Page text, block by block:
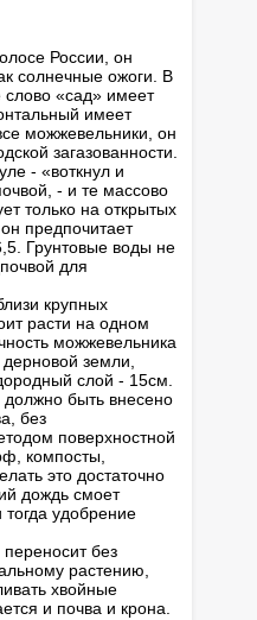
России, он
солнечные ожоги. В
слово «сад» имеет
имеет
можжевельники, он
загазованности.
- «воткнул и
- и те массово
только на открытых
предпочитает
Грунтовые воды не
для
крупных
расти на одном
можжевельника
земли,
слой - 15см.
быть внесено
без
поверхностной
компосты,
это достаточно
дождь смоет
удобрение
без
растению,
хвойные
и почва и крона.